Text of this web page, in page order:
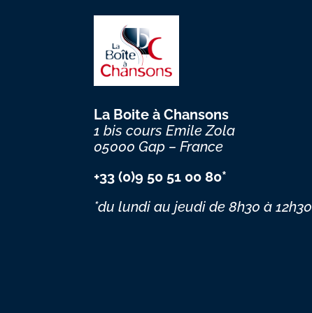
La Boite à Chansons
1 bis cours Emile Zola
05000 Gap – France
+33 (0)9 50 51 00 80*
*du lundi au jeudide 8h30 à 12h30